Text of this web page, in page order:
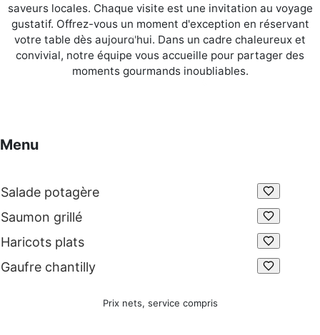
saveurs locales. Chaque visite est une invitation au voyage
gustatif. Offrez-vous un moment d'exception en réservant
votre table dès aujourd'hui. Dans un cadre chaleureux et
convivial, notre équipe vous accueille pour partager des
moments gourmands inoubliables.
Menu
Salade potagère
Saumon grillé
Haricots plats
Gaufre chantilly
Prix nets, service compris